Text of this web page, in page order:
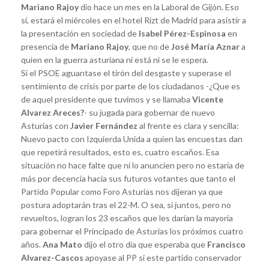
Mariano Rajoydio hace un mes en la Laboral de Gijón. Eso
sí, estará el miércoles en el hotel Rizt de Madrid para asistir a
la presentación en sociedad de Isabel Pérez-Espinosa en
presencia de Mariano Rajoy, que no deJosé María Aznara
quien en la guerra asturiana ni está ni se le espera.
Si el PSOE aguantase el tirón del desgaste y superase el
sentimiento de crisis por parte de los ciudadanos -¿Que es
de aquel presidente que tuvimos y se llamaba Vicente
Alvarez Areces?- su jugada para gobernar de nuevo
Asturias con Javier Fernández al frente es clara y sencilla:
Nuevo pacto con Izquierda Unida a quien las encuestas dan
que repetirá resultados, esto es, cuatro escaños. Esa
situación no hace falte que ni lo anuncien pero no estaría de
más por decencia hacia sus futuros votantes que tanto el
Partido Popular como Foro Asturias nos dijeran ya que
postura adoptarán tras el 22-M. O sea, si juntos, pero no
revueltos, logran los 23 escaños que les darían la mayoría
para gobernar el Principado de Asturias los próximos cuatro
años. Ana Mato dijo el otro día que esperaba que Francisco
Alvarez-Cascos apoyase al PP si este partido conservador